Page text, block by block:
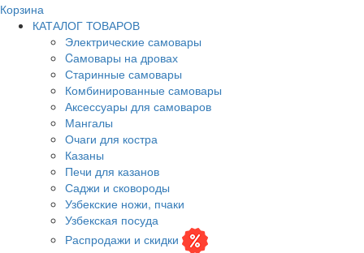
Корзина
КАТАЛОГ ТОВАРОВ
Электрические самовары
Cамовары на дровах
Старинные самовары
Комбинированные самовары
Аксессуары для самоваров
Мангалы
Очаги для костра
Казаны
Печи для казанов
Саджи и сковороды
Узбекские ножи, пчаки
Узбекская посуда
Распродажи и скидки